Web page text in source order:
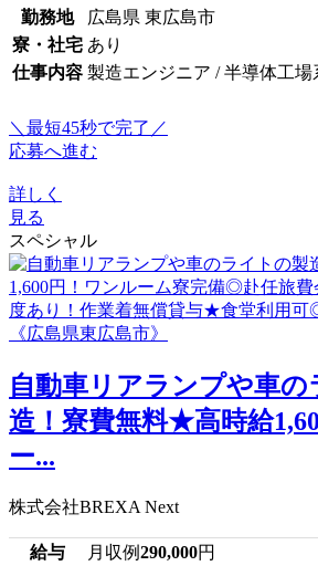
勤務地
広島県 東広島市
寮・社宅 あり
仕事内容 製造エンジニア / 半導体工場
＼最短45秒で完了／
応募へ進む
詳しく
見る
スペシャル
自動車リアランプや車の
造！寮費無料★高時給
ー...
株式会社BREXA Next
給与 月収例290,000円